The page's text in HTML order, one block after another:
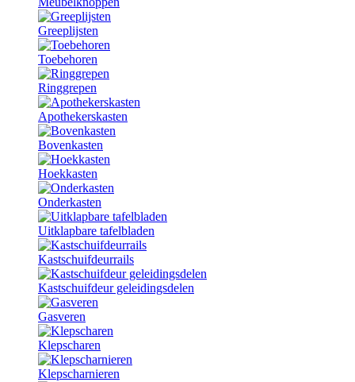
Greeplijsten
Toebehoren
Ringgrepen
Apothekerskasten
Bovenkasten
Hoekkasten
Onderkasten
Uitklapbare tafelbladen
Kastschuifdeurrails
Kastschuifdeur geleidingsdelen
Gasveren
Klepscharen
Klepscharnieren